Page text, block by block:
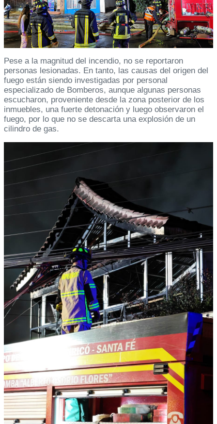
Pese a la magnitud del incendio, no se reportaron
personas lesionadas. En tanto, las causas del origen del
fuego están siendo investigadas por personal
especializado de Bomberos, aunque algunas personas
escucharon, proveniente desde la zona posterior de los
inmuebles, una fuerte detonación y luego observaron el
fuego, por lo que no se descarta una explosión de un
cilindro de gas.